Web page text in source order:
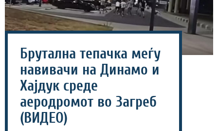
Брутална тепачка меѓу
навивачи на Динамо и
Хајдук среде
аеродромот во Загреб
(ВИДЕО)